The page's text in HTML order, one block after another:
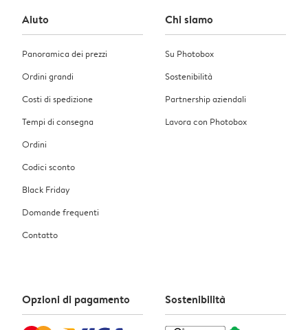
Aiuto
Panoramica dei prezzi
Ordini grandi
Costi di spedizione
Tempi di consegna
Ordini
Codici sconto
Black Friday
Domande frequenti
Contatto
Chi siamo
Su Photobox
Sostenibilità
Partnership aziendali
Lavora con Photobox
Opzioni di pagamento Sostenibilità